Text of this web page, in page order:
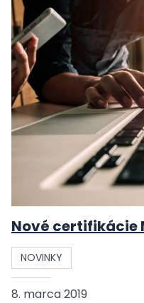
Nové certifikácie
NOVINKY
8. marca 2019